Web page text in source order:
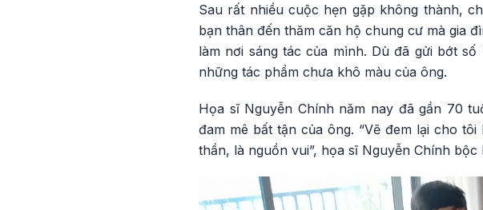
Sau rất nhiều cuộc hẹn gặp không thành,
bạn thân đến thăm căn hộ chung cư mà gia
làm nơi sáng tác của mình. Dù đã gửi bớt
những tác phẩm chưa khô màu của ông.
Họa sĩ Nguyễn Chính năm nay đã gần 70
đam mê bất tận của ông. “Vẽ đem lại cho
thần, là nguồn vui”, họa sĩ Nguyễn Chính bộc